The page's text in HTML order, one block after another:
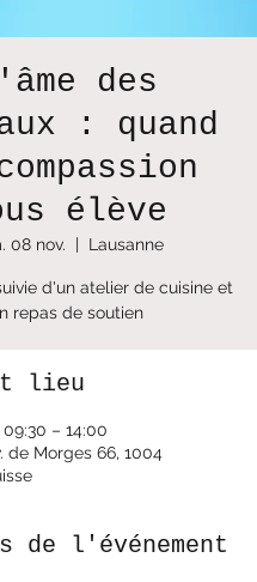
des
: quand
élève
08 nov.
  |
Lausanne
d'un atelier de cuisine et
repas de soutien
lieu
– 14:00
de Morges 66, 1004
de l'événement